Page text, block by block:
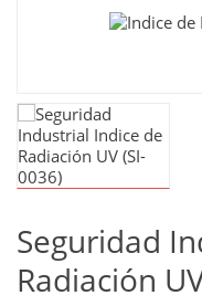
Seguridad
Radiación